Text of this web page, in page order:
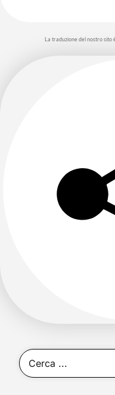
La traduzione del nostro sito